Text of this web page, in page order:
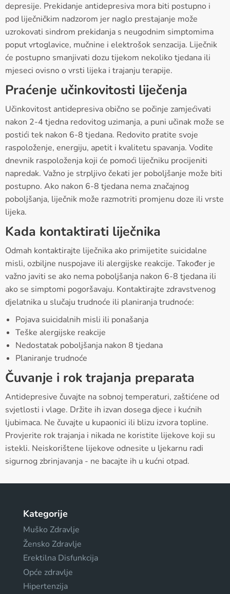
depresije. Prekidanje antidepresiva mora biti postupno i
pod liječničkim nadzorom jer naglo prestajanje može
uzrokovati sindrom prekidanja s neugodnim simptomima
poput vrtoglavice, mučnine i elektrošok senzacija. Liječnik
će postupno smanjivati dozu tijekom nekoliko tjedana ili
mjeseci ovisno o vrsti lijeka i trajanju terapije.
Praćenje učinkovitosti liječenja
Učinkovitost antidepresiva obično se počinje zamjećivati
nakon 2-4 tjedna redovitog uzimanja, a puni učinak može se
postići tek nakon 6-8 tjedana. Redovito pratite svoje
raspoloženje, energiju, apetit i kvalitetu spavanja. Vodite
dnevnik raspoloženja koji će pomoći liječniku procijeniti
napredak. Važno je strpljivo čekati jer poboljšanje može biti
postupno. Ako nakon 6-8 tjedana nema značajnog
poboljšanja, liječnik može razmotriti promjenu doze ili vrste
lijeka.
Kada kontaktirati liječnika
Odmah kontaktirajte liječnika ako primijetite suicidalne
misli, ozbiljne nuspojave ili alergijske reakcije. Također je
važno javiti se ako nema poboljšanja nakon 6-8 tjedana ili
ako se simptomi pogoršavaju. Kontaktirajte zdravstvenog
djelatnika u slučaju trudnoće ili planiranja trudnoće:
Pojava suicidalnih misli ili ponašanja
Teške alergijske reakcije
Nedostatak poboljšanja nakon 8 tjedana
Planiranje trudnoće
Čuvanje i rok trajanja preparata
Antidepresive čuvajte na sobnoj temperaturi, zaštićene od
svjetlosti i vlage. Držite ih izvan dosega djece i kućnih
ljubimaca. Ne čuvajte u kupaonici ili blizu izvora topline.
Provjerite rok trajanja i nikada ne koristite lijekove koji su
istekli. Neiskorištene lijekove odnesite u ljekarnu radi
sigurnog zbrinjavanja - ne bacajte ih u kućni otpad.
Kategorije
Muško Zdravlje
Žensko Zdravlje
Erektilna Disfunkcija
Opće zdravlje
Hipertenzija